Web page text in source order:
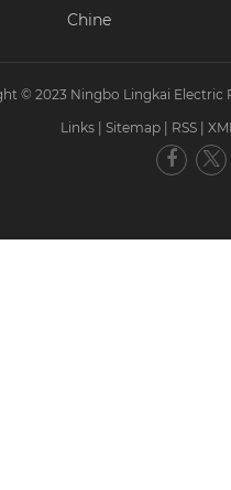
Chine
© 2023 Ningbo Lingkai Electric
Links
Sitemap RSS XML